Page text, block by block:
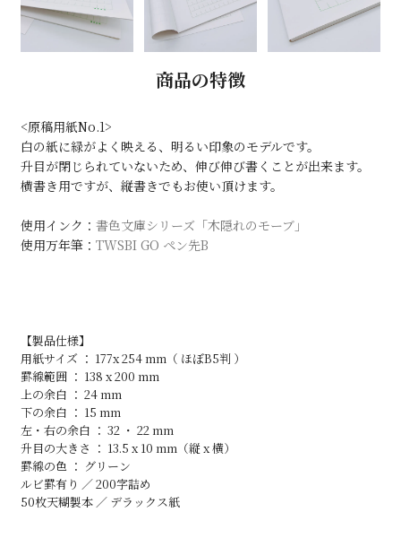
商品の特徴
<原稿用紙No.1>
白の紙に緑がよく映える、明るい印象のモデルです。
升目が閉じられていないため、伸び伸び書くことが出来ます。
横書き用ですが、縦書きでもお使い頂けます。
使用インク： 書色文庫シリーズ「木隠れのモーブ」
使用万年筆： TWSBI GO ペン先B
【製品仕様】
用紙サイズ ： 177x 254 mm（ ほぼB5判 ）
罫線範囲 ： 138 x 200 mm
上の余白 ： 24 mm
下の余白 ： 15 mm
左・右の余白 ： 32 ・ 22 mm
升目の大きさ ： 13.5 x 10 mm（縦 x 横）
罫線の色 ： グリーン
ルビ罫有り ／ 200字詰め
50枚天糊製本 ／ デラックス紙